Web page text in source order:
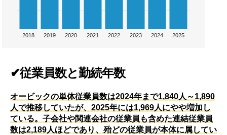
2018 2019 2020 2021 2022 2023 2024 2025
✔従業員数と勤続年数
オービックの単体従業員数は2024年まで1,840人～1,890
人で推移していたが、2025年には1,969人にやや増加し
ている。子会社や関連会社の従業員も含めた連結従業員
数は2,189人ほどであり、殆どの従業員が本体に属してい